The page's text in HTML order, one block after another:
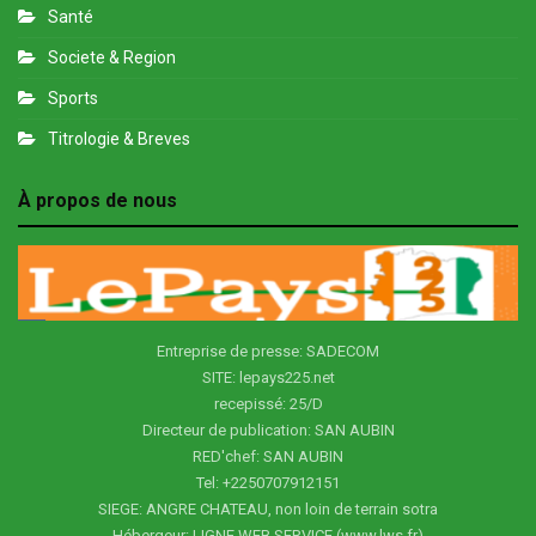
Santé
Societe & Region
Sports
Titrologie & Breves
À propos de nous
Entreprise de presse: SADECOM
SITE: lepays225.net
recepissé: 25/D
Directeur de publication: SAN AUBIN
RED'chef: SAN AUBIN
Tel: +2250707912151
SIEGE: ANGRE CHATEAU, non loin de terrain sotra